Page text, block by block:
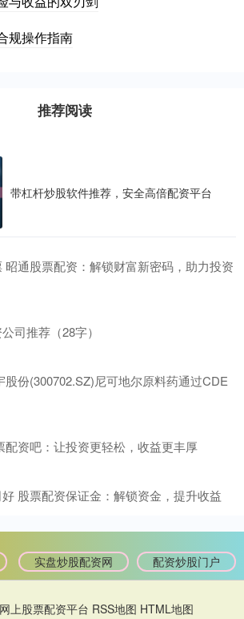
规操作指南
推荐阅读
带杠杆炒股软件推荐，安全高倍配资平台
昭通股票配资：解锁财富新密码，助力投资
司推荐（28字）
股份(300702.SZ)尼可地尔原料药通过CDE
配资吧：让投资更轻松，收益更丰厚
股票配资保证金：解锁资金，提升收益
实盘炒股配资网 配资炒股门户
网上股票配资平台 RSS地图 HTML地图